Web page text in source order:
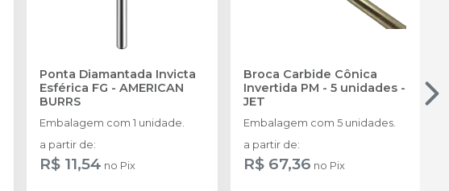
Ponta Diamantada Invicta
Esférica FG - AMERICAN
BURRS
Embalagem com 1 unidade.
a partir de:
R$ 11,54 no Pix
Broca Carbide Cônica
Invertida PM - 5 unidades-
JET
Embalagem com 5 unidades.
a partir de:
R$ 67,36 no Pix